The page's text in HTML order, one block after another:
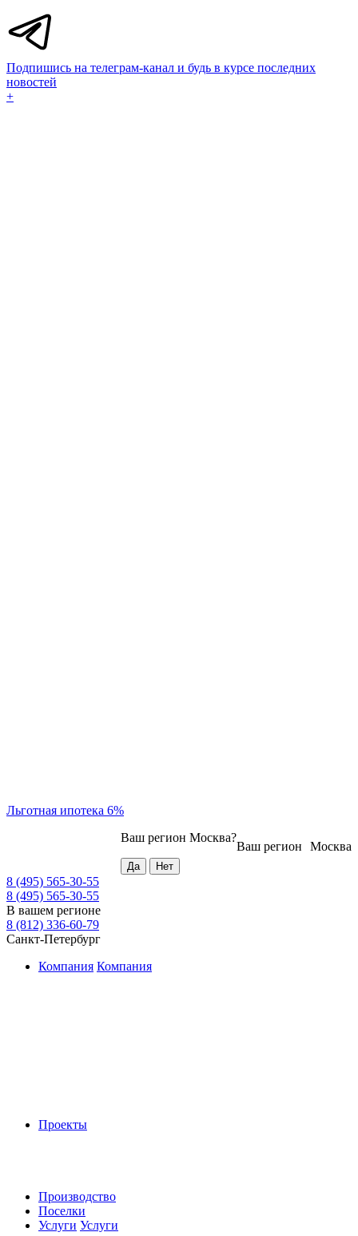
Подпишись на телеграм-канал и будь в курсе последних
новостей
+
Льготная ипотека 6%
Москва
Ваш регион
Ваш регион Москва?
8 (495) 565-30-55
8 (495) 565-30-55
В вашем регионе
8 (812) 336-60-79
Санкт-Петербург
Компания Компания
Проекты
Производство
Поселки
Услуги Услуги